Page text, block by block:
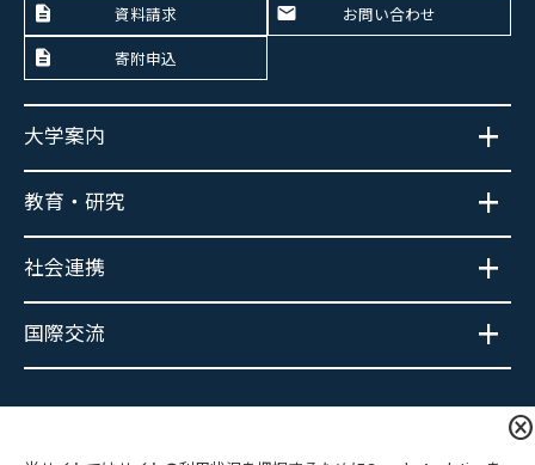
cancel
資料請求
お問い合わせ
寄附申込
大学案内
教育・研究
社会連携
国際交流